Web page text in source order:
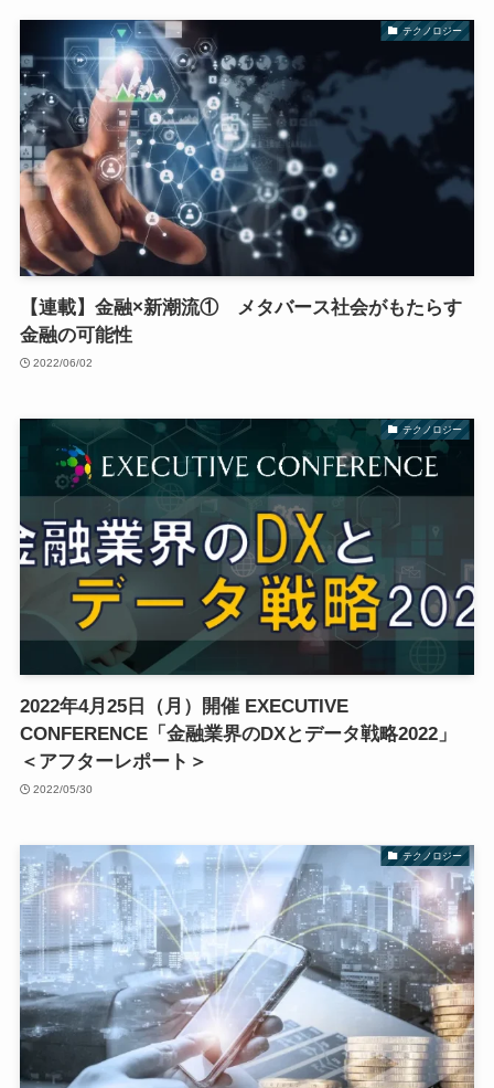
テクノロジー
【連載】金融×新潮流① メタバース社会がもたらす
金融の可能性
2022/06/02
テクノロジー
2022年4月25日（月）開催 EXECUTIVE
CONFERENCE「金融業界のDXとデータ戦略2022」
＜アフターレポート＞
2022/05/30
テクノロジー